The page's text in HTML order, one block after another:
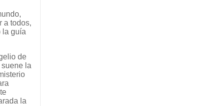
a todos,
la guía
de
la
la